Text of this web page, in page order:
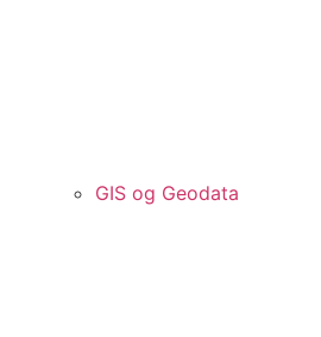
GIS og Geodata